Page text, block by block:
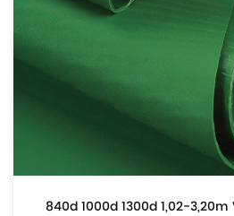
840d 1000d 1300d 1,02-3,20m